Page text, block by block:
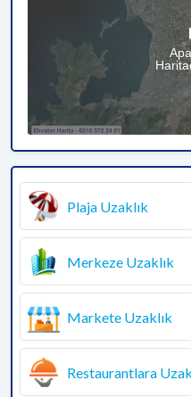
Plaja Uzaklık
Merkeze Uzaklık
Markete Uzaklık
Restaurantlara